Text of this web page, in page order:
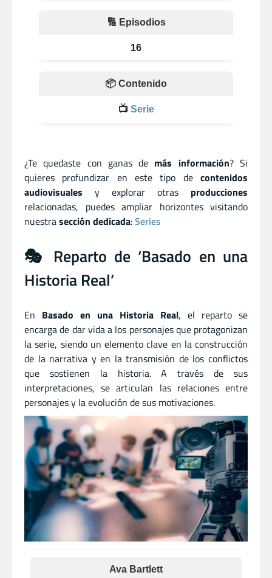
🔢 Episodios
16
📦 Contenido
📺 Serie
¿Te quedaste con ganas de más información? Si
quieres profundizar en este tipo de contenidos
audiovisuales y explorar otras producciones
relacionadas, puedes ampliar horizontes visitando
nuestrasección dedicada:Series
🎭 Reparto de ‘Basado en una
Historia Real’
En Basado en una Historia Real, el reparto se
encarga de dar vida a los personajes que protagonizan
la serie, siendo un elemento clave en la construcción
de la narrativa y en la transmisión de los conflictos
que sostienen la historia. A través de sus
interpretaciones, se articulan las relaciones entre
personajes y la evolución de sus motivaciones.
Ava Bartlett